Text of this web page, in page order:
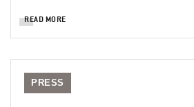
READ MORE
PRESS